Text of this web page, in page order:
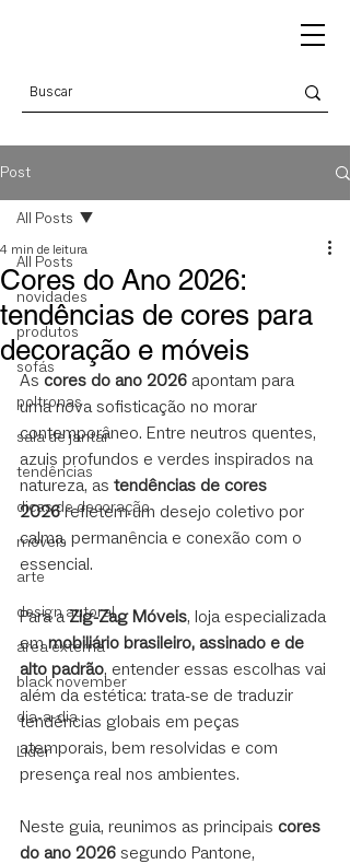
Post
All Posts
novidades
produtos
sofás
poltronas
sala de jantar
tendências
dicas de decoração
móveis
arte
design autoral
área externa
black november
dia-a-dia
Líder
All Posts
Cores do Ano 2026:
tendências de cores para
decoração e móveis
4 min de leitura
As cores do ano 2026 apontam para
uma nova sofisticação no morar
contemporâneo. Entre neutros quentes,
azuis profundos e verdes inspirados na
natureza, as tendências de cores
2026 refletem um desejo coletivo por
calma, permanência e conexão com o
essencial.
Para a Zig-Zag Móveis, loja especializada
em mobiliário brasileiro, assinado e de
alto padrão, entender essas escolhas vai
além da estética: trata-se de traduzir
tendências globais em peças
atemporais, bem resolvidas e com
presença real nos ambientes.
Neste guia, reunimos as principais cores
do ano 2026 segundo Pantone,